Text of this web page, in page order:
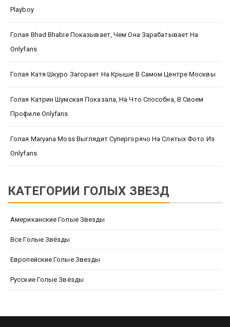
Playboy
Голая Bhad Bhabie Показывает, Чем Она Зарабатывает На
Onlyfans
Голая Катя Шкуро Загорает На Крыше В Самом Центре Москвы
Голая Катрин Шумская Показала, На Что Способна, В Своем
Профиле Onlyfans
Голая Maryana Moss Выглядит Супергорячо На Слитых Фото Из
Onlyfans
КАТЕГОРИИ ГОЛЫХ ЗВЕЗД
Американские Голые Звезды
Все Голые Звёзды
Европейские Голые Звезды
Русские Голые Звёзды